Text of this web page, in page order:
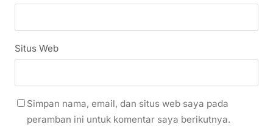
Situs Web
Simpan nama, email, dan situs web saya pada
peramban ini untuk komentar saya berikutnya.